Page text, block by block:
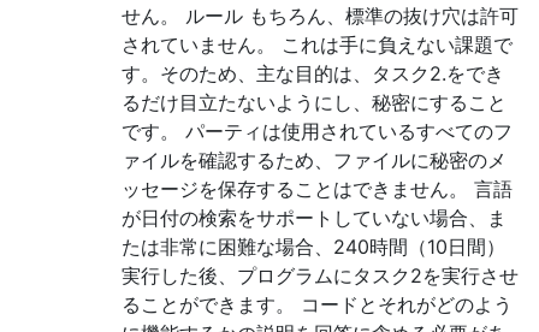
せん。 ルール もちろん、標準の抜け穴は許可
されていません。 これは手に負えない課題で
す。そのため、主な目的は、タスク2.をでき
るだけ目立たないようにし、秘密にすること
です。 パーティは使用されているすべてのフ
ァイルを確認するため、ファイルに秘密のメ
ッセージを保存することはできません。 言語
が日付の検索をサポートしていない場合、ま
たは非常に困難な場合、240時間（10日間）
実行した後、プログラムにタスク2を実行させ
ることができます。 コードとそれがどのよう